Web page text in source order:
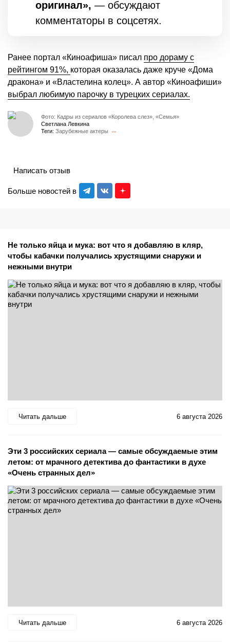
оригинал», — обсуждают
комментаторы в соцсетях.
Ранее портал «Киноафиша» писал про дораму с
рейтингом 91%, которая оказалась даже круче «Дома
дракона» и «Властелина колец». А автор «Киноафиши»
выбрал любимую парочку в турецких сериалах.
Фото: Кадры из сериалов «Королева слез», «Семья»
Светлана Левкина
Теги: Зарубежные актеры
Больше новостей в
Написать отзыв
Не только яйца и мука: вот что я добавляю в кляр,
чтобы кабачки получались хрустящими снаружи и
нежными внутри
Читать дальше 6 августа 2026
Эти 3 российских сериала — самые обсуждаемые этим
летом: от мрачного детектива до фантастики в духе
«Очень странных дел»
Читать дальше 6 августа 2026